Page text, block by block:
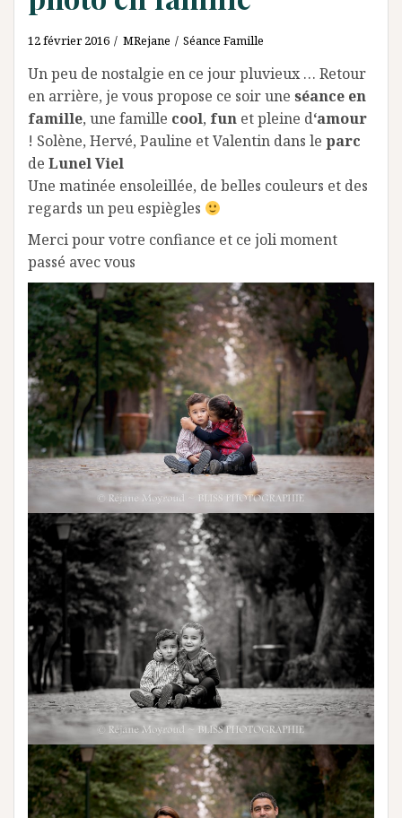
12 février 2016 MRejane Séance Famille
Un peu de nostalgie en ce jour pluvieux … Retour
en arrière, je vous propose ce soir une séance en
famille, une famille cool, fun et pleine d‘amour
! Solène, Hervé, Pauline et Valentin dans le parc
de Lunel Viel
Une matinée ensoleillée, de belles couleurs et des
regards un peu espiègles
Merci pour votre confiance et ce joli moment
passé avec vous